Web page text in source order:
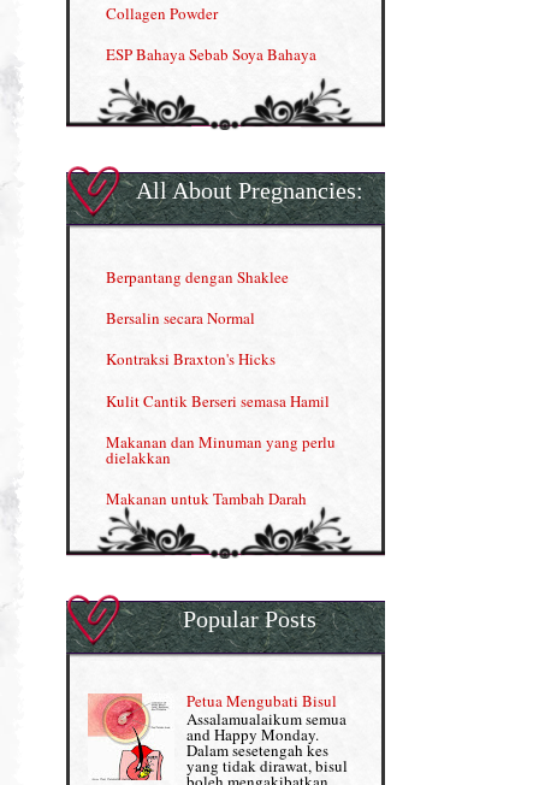
Collagen Powder
ESP Bahaya Sebab Soya Bahaya
ESP Produk Shaklee Paling HOT
Gla Complex (II)
Herbal Blend the Magic Cream
Nutrisi untuk Ikhtiar Hamil
OMEGA GUARD
Omega Guard: EPA & DHA for kids
OSTEMATRIX
Pantang Larang dalam Pengambilan
Vitamin
Penjagaan Rambut: Prosante Hair Care
Persediaan Haji & Umrah
Review Part 1: Shaklee bagus ke?
All About Pregnancies:
Berpantang dengan Shaklee
Bersalin secara Normal
Kontraksi Braxton's Hicks
Kulit Cantik Berseri semasa Hamil
Makanan dan Minuman yang perlu
dielakkan
Makanan untuk Tambah Darah
Masalah HB rendah?
Normal VS Czer
Pemakanan Semasa Hamil
Penyusuan Bayi
Perkembangan Minda Bayi
Popular Posts
Petua Mengubati Bisul
Assalamualaikum semua
and Happy Monday.
Dalam sesetengah kes
yang tidak dirawat, bisul